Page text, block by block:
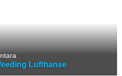
Lufthanse